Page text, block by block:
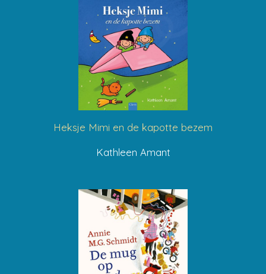
Heksje Mimi en de kapotte bezem
Kathleen Amant